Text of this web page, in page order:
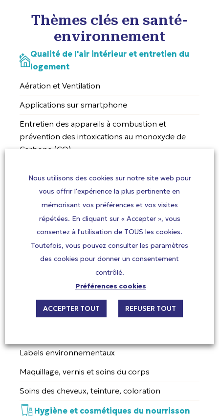
Thèmes clés en santé-
environnement
Qualité de l'air intérieur et entretien du
logement
Aération et Ventilation
Applications sur smartphone
Entretien des appareils à combustion et
prévention des intoxications au monoxyde de
Carbone (CO)
Pesticides domestiques
Produits d’entretien et parfums d’ambiance
Textiles et jouets
Travaux, bricolage, aménagement
Tabagisme passif
Hygiène et cosmétiques chez les
Labels environnementaux
Maquillage, vernis et soins du corps
Soins des cheveux, teinture, coloration
Hygiène et cosmétiques du nourrisson
Nous utilisons des cookies sur notre site web pour
vous offrir l'expérience la plus pertinente en
mémorisant vos préférences et vos visites
répétées. En cliquant sur « Accepter », vous
consentez à l'utilisation de TOUS les cookies.
Toutefois, vous pouvez consulter les paramètres
des cookies pour donner un consentement
contrôlé.
Préférences cookies
ACCEPTER TOUT REFUSER TOUT